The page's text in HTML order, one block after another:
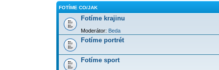
FOTÍME CO/JAK
Fotíme krajinu
Moderátor: Beda
Fotíme portrét
Fotíme sport